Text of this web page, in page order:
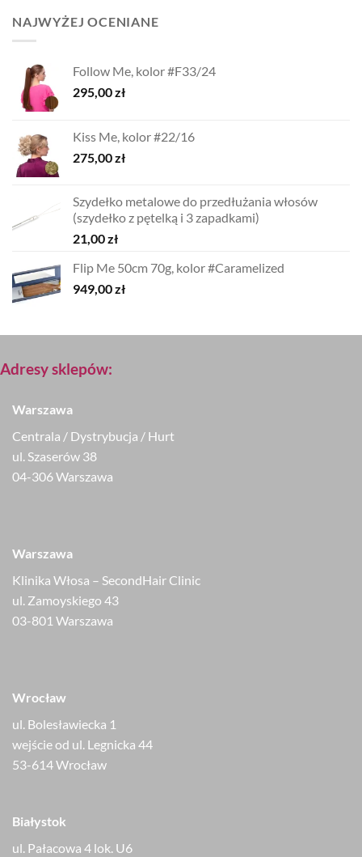
NAJWYŻEJ OCENIANE
Follow Me, kolor #F33/24
295,00zł
Kiss Me, kolor #22/16
275,00zł
Szydełko metalowe do przedłużania włosów
(szydełko z pętelką i 3 zapadkami)
21,00zł
Flip Me 50cm 70g, kolor #Caramelized
949,00zł
Adresy sklepów:
Warszawa
Centrala / Dystrybucja / Hurt
ul. Szaserów 38
04-306 Warszawa
Warszawa
Klinika Włosa – SecondHair Clinic
ul. Zamoyskiego 43
03-801 Warszawa
Wrocław
ul. Bolesławiecka 1
wejście od ul. Legnicka 44
53-614 Wrocław
Białystok
ul. Pałacowa 4 lok. U6